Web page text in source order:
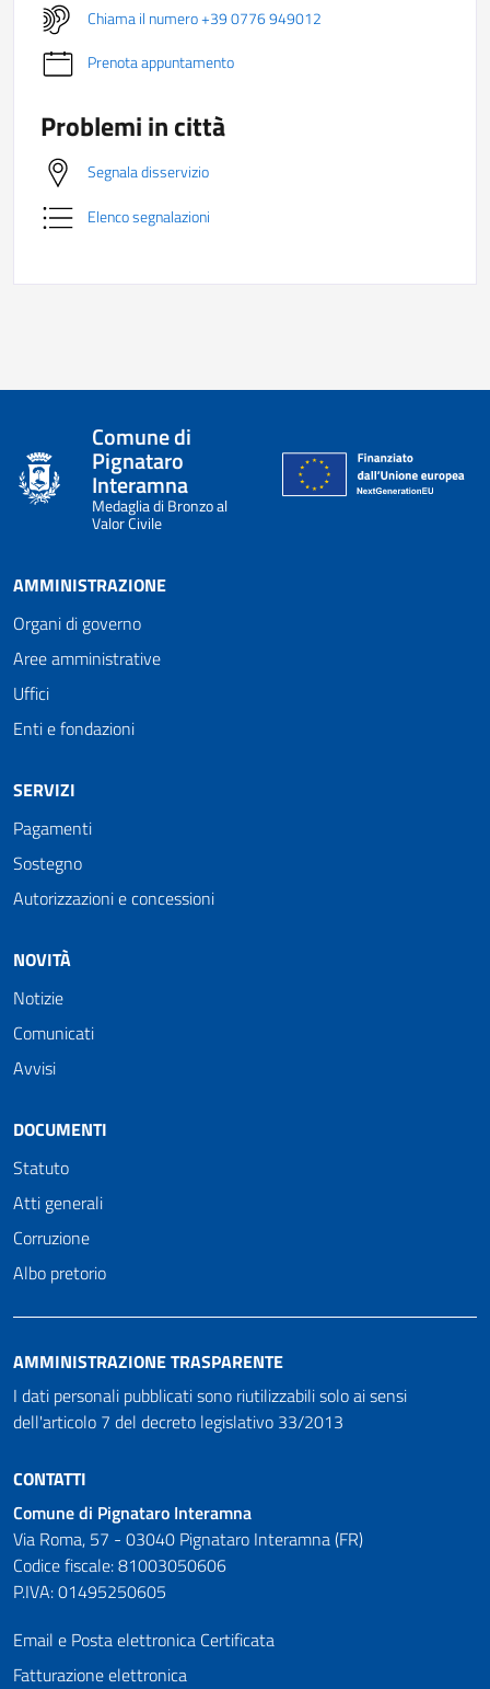
Chiama il numero +39 0776 949012
Prenota appuntamento
Problemi in città
Segnala disservizio
Elenco segnalazioni
Comune di
Pignataro
Interamna
Medaglia di Bronzo al
Valor Civile
AMMINISTRAZIONE
Organi di governo
Aree amministrative
Uffici
Enti e fondazioni
SERVIZI
Pagamenti
Sostegno
Autorizzazioni e concessioni
NOVITÀ
Notizie
Comunicati
Avvisi
DOCUMENTI
Statuto
Atti generali
Corruzione
Albo pretorio
AMMINISTRAZIONE TRASPARENTE
I dati personali pubblicati sono riutilizzabili solo ai sensi
dell'articolo 7 del decreto legislativo 33/2013
CONTATTI
Comune di Pignataro Interamna
Via Roma, 57 - 03040 Pignataro Interamna (FR)
Codice fiscale: 81003050606
P.IVA: 01495250605
Email e Posta elettronica Certificata
Fatturazione elettronica